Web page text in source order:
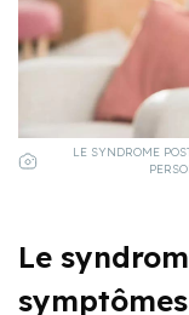
LE SYNDROME
Le